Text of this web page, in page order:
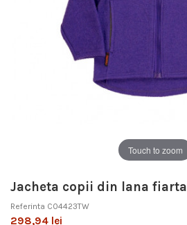
Touch to zoom
Jacheta copii din lana fiarta
Referinta C04423TW
298,94 lei